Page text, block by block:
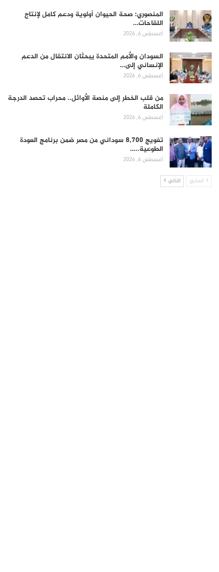
المنصوري: صحة الحيوان أولوية ودعم كامل لإنتاج
اللقاحات…
أغسطس 6, 2026
السودان والأمم المتحدة يبحثان الانتقال من الدعم
الإنساني إلى…
أغسطس 6, 2026
من قلب الخطر إلى منصة الأوائل.. محراب تحصد الدرجة
الكاملة
أغسطس 6, 2026
تفويج 8,700 سوداني من مصر ضمن برنامج العودة
الطوعية..…
أغسطس 6, 2026
السابق التالي